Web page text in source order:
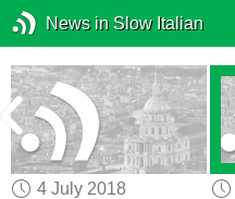
News in Slow Italian
4 July 2018